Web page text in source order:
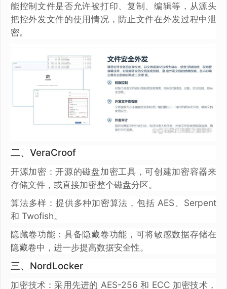
能控制文件是否允许被打印、复制、编辑等，从源头
把控外发文件的使用情况，防止文件在外发过程中泄
密。
二、VeraCroof
开源加密：开源的磁盘加密工具，可创建加密容器来
存储文件，或直接加密整个磁盘分区。
算法多样：提供多种加密算法，包括 AES、Serpent
和 Twofish。
隐藏卷功能：具备隐藏卷功能，可将敏感数据存储在
隐藏卷中，进一步提高数据安全性。
三、NordLocker
加密技术：采用先进的 AES-256 和 ECC 加密技术，